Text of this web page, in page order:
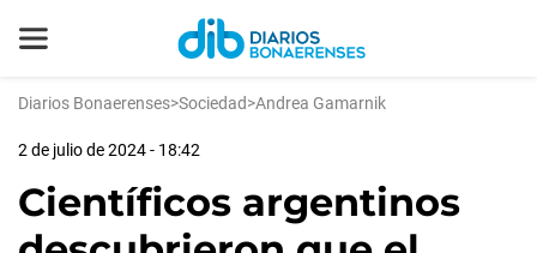
Diarios Bonaerenses>Sociedad>Andrea Gamarnik
2 de julio de 2024 - 18:42
Científicos argentinos